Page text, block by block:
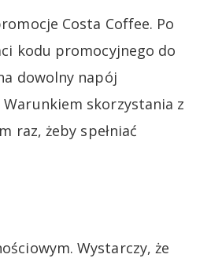
Costa Coffee. Po
kodu promocyjnego do
dowolny napój
skorzystania z
raz, żeby spełniać
Wystarczy, że